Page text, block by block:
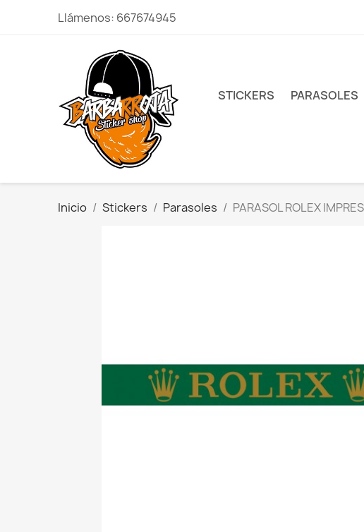
Llámenos: 667674945
STICKERS PARASOLES
Inicio Stickers Parasoles PARASOL ROLEX